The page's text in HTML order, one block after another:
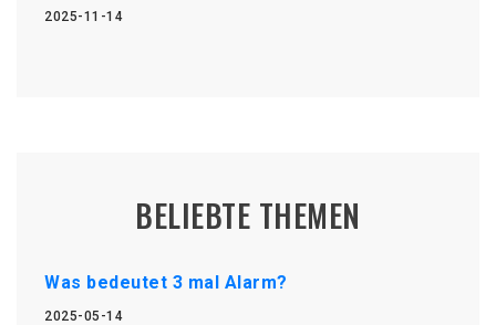
2025-11-14
BELIEBTE THEMEN
Was bedeutet 3 mal Alarm?
2025-05-14